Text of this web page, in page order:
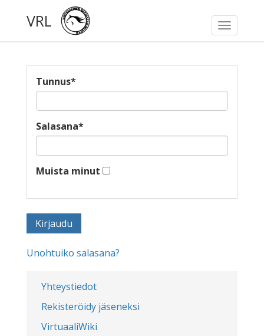
Toggle
VRL
Yhteystiedot
Rekisteröidy jäseneksi
VirtuaaliWiki
Tunnus*
Salasana*
Muista minut
Unohtuiko salasana?